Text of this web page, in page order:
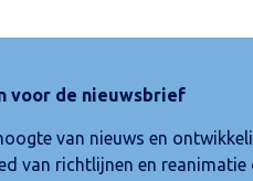
voor de nieuwsbrief
van nieuws en
van richtlijnen en reanimatie